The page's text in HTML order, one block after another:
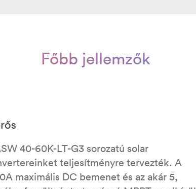
Főbb jellemzők
40-60K-LT-G3 sorozatú solar
teljesítményre tervezték. A
maximális DC bemenet és az akár 5,